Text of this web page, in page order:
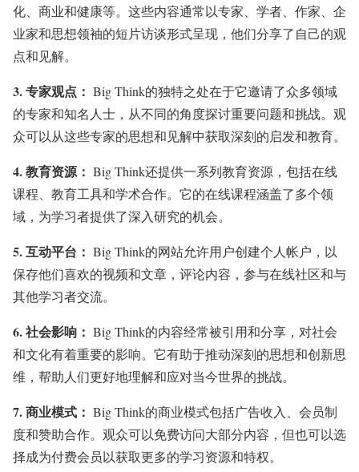
化、商业和健康等。这些内容通常以专家、学者、作家、企
业家和思想领袖的短片访谈形式呈现，他们分享了自己的观
点和见解。
3.专家观点： Big Think的独特之处在于它邀请了众多领域
的专家和知名人士，从不同的角度探讨重要问题和挑战。观
众可以从这些专家的思想和见解中获取深刻的启发和教育。
4.教育资源： Big Think还提供一系列教育资源，包括在线
课程、教育工具和学术合作。它的在线课程涵盖了多个领
域，为学习者提供了深入研究的机会。
5.互动平台： Big Think的网站允许用户创建个人帐户，以
保存他们喜欢的视频和文章，评论内容，参与在线社区和与
其他学习者交流。
6.社会影响： Big Think的内容经常被引用和分享，对社会
和文化有着重要的影响。它有助于推动深刻的思想和创新思
维，帮助人们更好地理解和应对当今世界的挑战。
7.商业模式： Big Think的商业模式包括广告收入、会员制
度和赞助合作。观众可以免费访问大部分内容，但也可以选
择成为付费会员以获取更多的学习资源和特权。